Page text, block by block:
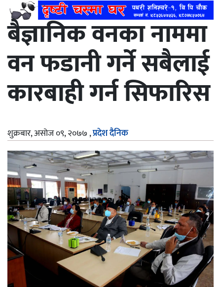
बैज्ञानिक वनका नाममा
वन फडानी गर्ने सबैलाई
कारबाही गर्न सिफारिस
शुक्रबार, असोज ०९, २०७७,प्रदेश दैनिक